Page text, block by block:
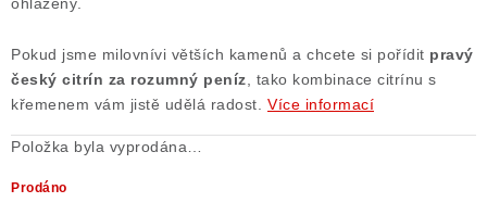
Pokud jsme milovnívi větších kamenů a chcete si pořídit pravý
český citrín za rozumný peníz , tako kombinace citrínu s
křemenem vám jistě udělá radost.
Více informací
Položka byla vyprodána…
Prodáno